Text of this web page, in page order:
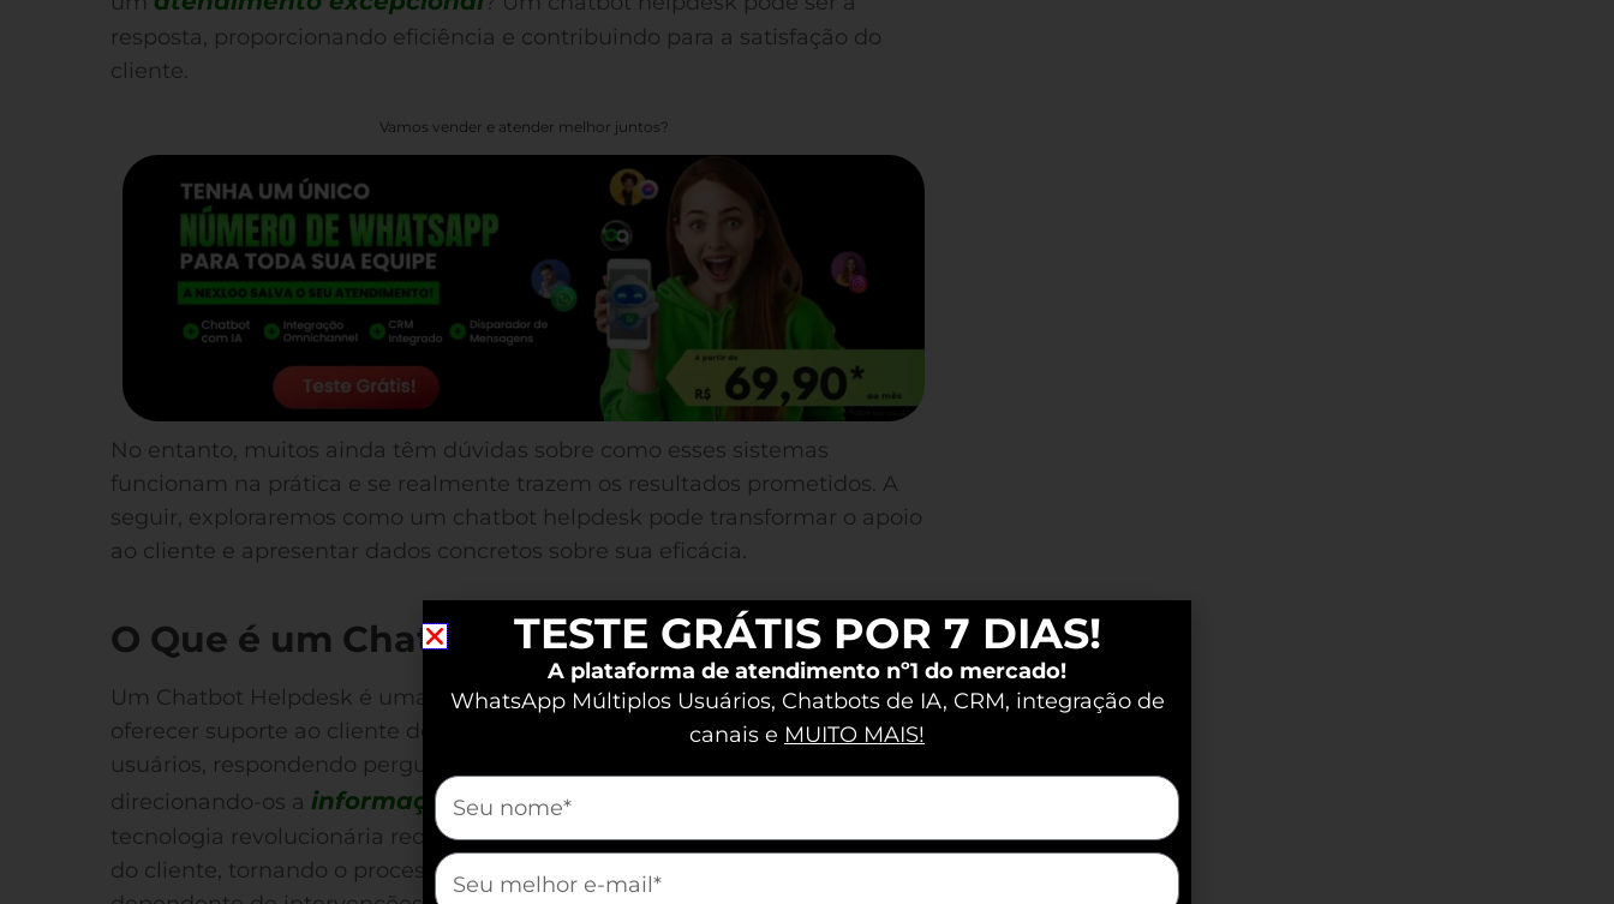
resposta, proporcionando eficiência e contribuindo para a satisfação do
cliente.
Vamos vender e atender melhor juntos?
No entanto, muitos ainda têm dúvidas sobre como esses sistemas
funcionam na prática e se realmente trazem os resultados prometidos. A
seguir, exploraremos como um chatbot helpdesk pode transformar o apoio
ao cliente e apresentar dados concretos sobre sua eficácia.
O Que é um Chatbot Helpdesk?
Um Chatbot Helpdesk é uma solução automatizada que você utiliza para
oferecer suporte ao cliente de forma ágil e eficiente. Ele interage com os
usuários, respondendo perguntas comuns, solucionando problemas e
direcionando-os a informações relevantes
tecnologia revolucionária reduz o tempo de espera e melhora a satisfação
do cliente, tornando o processo de suporte mais dinâmico e menos
TESTE GRÁTIS POR 7 DIAS!
A plataforma de atendimento nº1 do mercado!
WhatsApp Múltiplos Usuários, Chatbots de IA, CRM, integração de
canais e MUITO MAIS!
mauticform[nome]
mauticform[email]